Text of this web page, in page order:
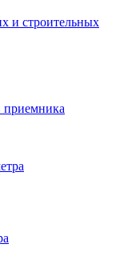
и строительных
приемника